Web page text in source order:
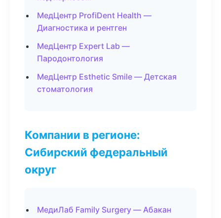
МедЦентр ProfiDent Health —
Диагностика и рентген
МедЦентр Expert Lab —
Пародонтология
МедЦентр Esthetic Smile — Детская
стоматология
Компании в регионе:
Сибирский федеральный
округ
МедиЛаб Family Surgery — Абакан